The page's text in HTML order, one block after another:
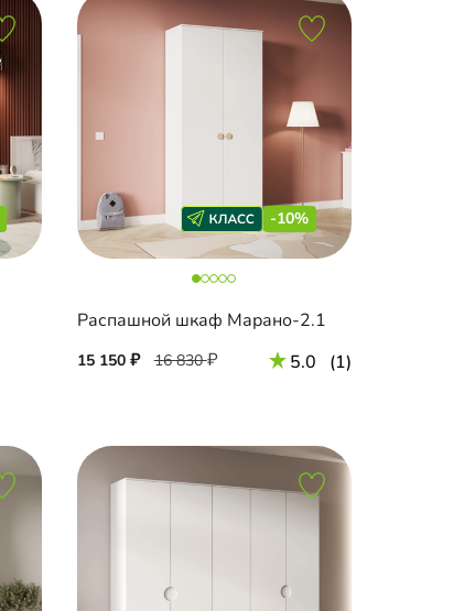
-10%
Распашной шкаф Марано-2.1
15 150 16 830 5.0 (1)